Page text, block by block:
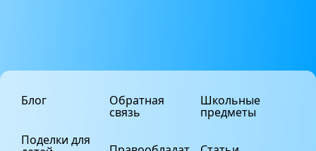
Блог
Поделки для
Обратная
связь
Школьные
предметы